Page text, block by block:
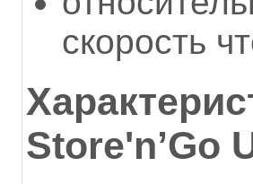
скорость
Store'n’Go